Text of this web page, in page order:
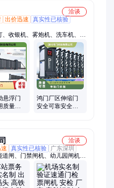
洽谈
出价迅速
真实性已核验
收银机、雾炮机、洗车机、道
、铝合金、悬浮门、速通门、旋
保安亭、升降柱、平移门、伸
、单旋门
悬浮门
质量保
鸿门厂区伸缩门
安全可靠安全便
洽谈
真实性已核验
广东深圳
闸、门禁闸机、幼儿园闸机、
觉通行闸机、移动智通闸机、
场检票闸机、人脸识别门禁系
闸机、安检闸机、地铁出入口